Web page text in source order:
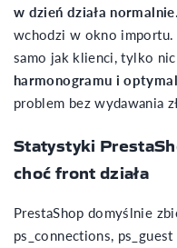
w dzień działa normalnie
wchodzi w okno importu.
samo jak klienci, tylko
harmonogramu i
problem bez wydawania
Statystyki
choć front działa
PrestaShop domyślnie
ps_connections,